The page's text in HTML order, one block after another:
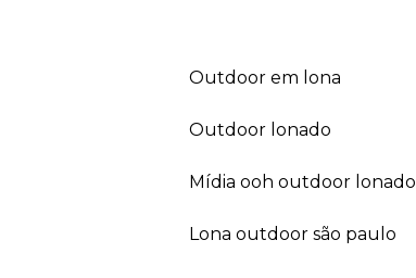
outdoor em lona
outdoor lonado
mídia ooh outdoor lonado
lona outdoor são paulo